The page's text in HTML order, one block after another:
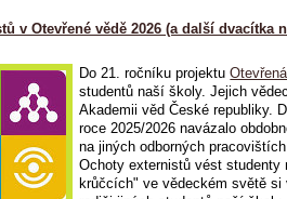
v Otevřené vědě 2026 (a další dvacítka
Do 21. ročníku projektu
studentů naší školy. Jejich
Akademii věd České republiky.
roce 2025/2026 navázalo
na jiných odborných
Ochoty externistů vést
krůčcích" ve vědeckém světě